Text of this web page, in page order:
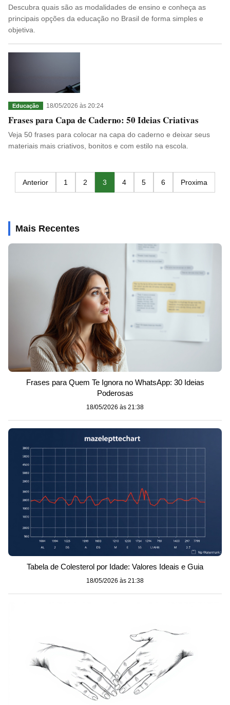
Descubra quais são as modalidades de ensino e conheça as
principais opções da educação no Brasil de forma simples e
objetiva.
Educação 18/05/2026 às 20:24
Frases para Capa de Caderno: 50 Ideias Criativas
Veja 50 frases para colocar na capa do caderno e deixar seus
materiais mais criativos, bonitos e com estilo na escola.
Anterior 1 2 3 4 5 6 Proxima
Mais Recentes
Frases para Quem Te Ignora no WhatsApp: 30 Ideias
Poderosas
18/05/2026 às 21:38
Tabela de Colesterol por Idade: Valores Ideais e Guia
18/05/2026 às 21:38